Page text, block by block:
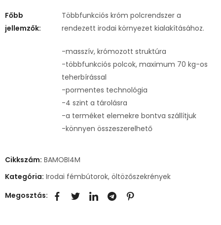
Főbb
jellemzők:
Többfunkciós króm polcrendszer a
rendezett irodai környezet kialakításához.
-masszív, krómozott struktúra
-többfunkciós polcok, maximum 70 kg-os
teherbírással
-pormentes technológia
-4 szint a tárolásra
-a terméket elemekre bontva szállítjuk
-könnyen összeszerelhető
Cikkszám: BAMOBI4M
Kategória: Irodai fémbútorok, öltözőszekrények
Megosztás: